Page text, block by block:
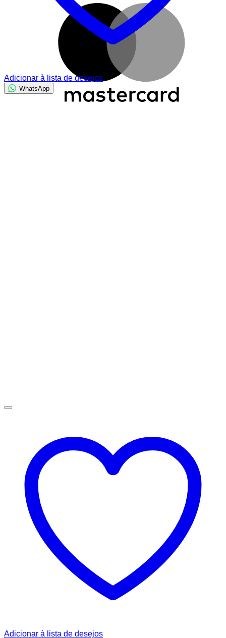
Adicionar à lista de desejos
WhatsApp
Adicionar à lista de desejos